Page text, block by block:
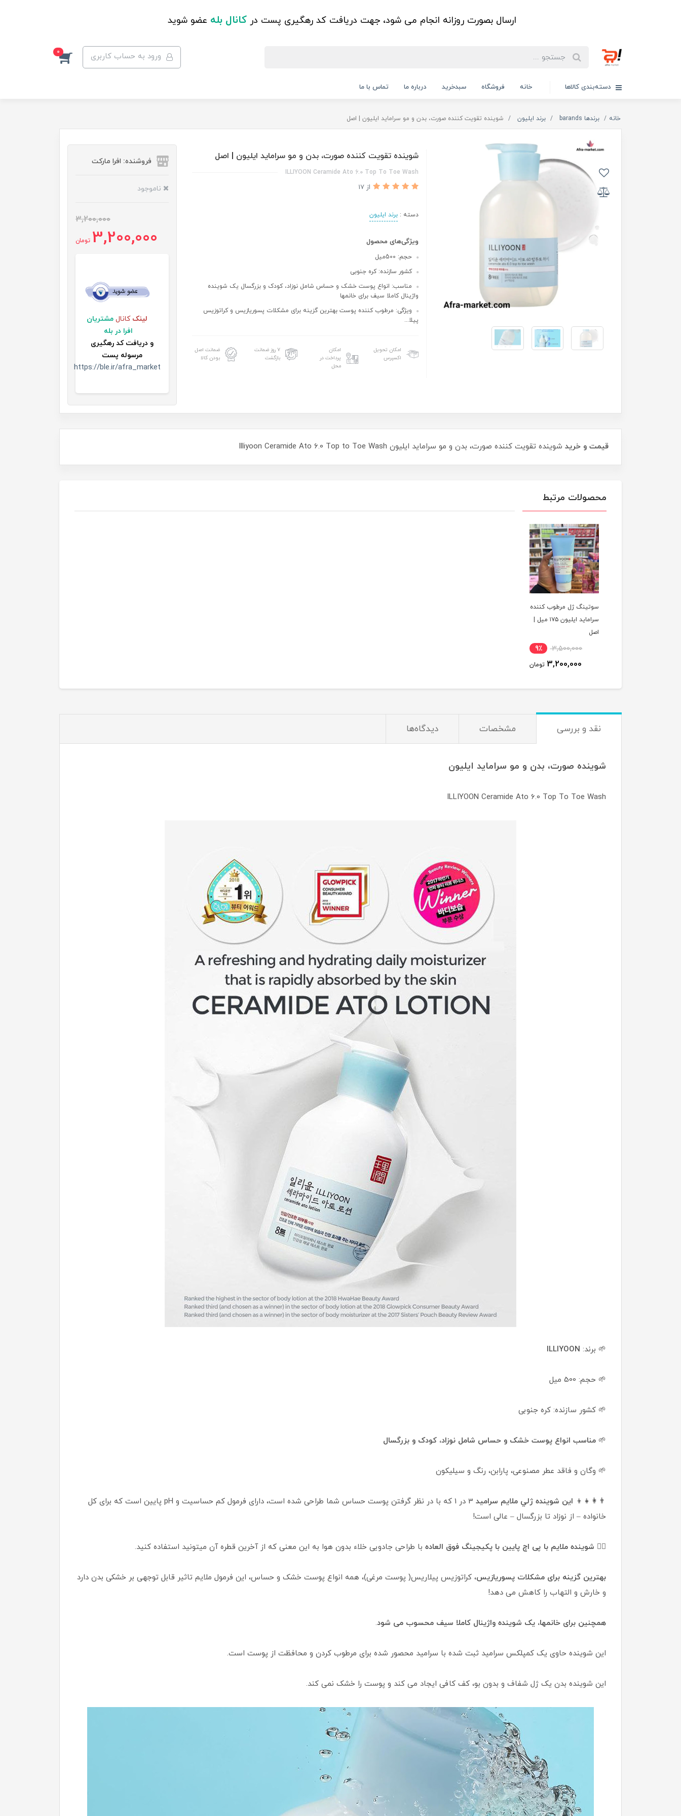
ارسال بصورت روزانه انجام می شود، جهت دریافت کد رهگیری پست در کانال بله عضو شوید
ورود به حساب کاربری 0
دسته‌بندی کالاها خانه فروشگاه سبدخرید درباره ما تماس با ما
خانه برندها barands برند ایلیون شوینده تقویت کننده صورت، بدن و مو سراماید ایلیون | اصل
شوینده تقویت کننده صورت، بدن و مو سراماید ایلیون | اصل
ILLIYOON Ceramide Ato 6.0 Top To Toe Wash
از 17
دسته :برند ایلیون
ویژگی‌های محصول
حجم: 500میل
کشور سازنده: کره جنوبی
مناسب: انواع پوست خشک و حساس شامل نوزاد، کودک و بزرگسال یک شوینده
واژینال کاملا سیف برای خانمها
ویژگی: مرطوب کننده پوست بهترین گزینه برای مشکلات پسوریازیس و کراتوزیس
پیلا...
امکان تحویل
اکسپرس
امکان
پرداخت در
محل
۷ روز ضمانت
بازگشت
ضمانت اصل
بودن کالا
فروشنده: افرا مارکت
ناموجود
3,200,000
3,200,000 تومان
لینک کانال مشتریان
افرا در بله
و دریافت کد رهگیری
مرسوله پست
https://ble.ir/afra_market
قیمت و خرید شوینده تقویت کننده صورت، بدن و مو سراماید ایلیون Illiyoon Ceramide Ato 6.0 Top to Toe Wash
محصولات مرتبط
سوتینگ ژل مرطوب کننده
سرامايد ایلیون ۱۷۵ میل |
اصل
3,500,000 9٪
3,200,000 تومان
نقد و بررسی مشخصات دیدگاه‌ها
شوینده صورت، بدن و مو سراماید ايليون
ILLIYOON Ceramide Ato 6.0 Top To Toe Wash
🌱 برند: ILLIYOON
🌱 حجم: 500 میل
🌱 کشور سازنده: کره جنوبی
🌱 مناسب انواع پوست خشک و حساس شامل نوزاد، کودک و بزرگسال
🌱 وگان و فاقد عطر مصنوعی، پارابن، رنگ و سیلیکون
👨‍👩‍👧‍👦 این شوینده ژلي ملایم سرامید
3 در 1 که با در نظر گرفتن پوست حساس شما طراحی شده است، دارای فرمول کم حساسیت و pH پایین است که برای کل
خانواده – از نوزاد تا بزرگسال – عالی است!
👌🏼 شوینده ملایم با پی اچ پایین با پکیجینگ فوق العاده با طراحی جادویی خلاء بدون هوا به این معنی که از آخرین قطره آن میتونید استفاده کنید.
بهترین گزینه برای مشکلات پسوریازیس، کراتوزیس پیلاریس( پوست مرغی)، همه انواع پوست خشک و حساس، این فرمول ملایم‌ تاثیر قابل توجهی بر خشکی بدن دارد
و خارش و التهاب را کاهش می دهد!
همچنین برای خانمها، یک شوینده واژینال کاملا سیف محسوب می شود.
این شوینده حاوی یک کمپلکس سرامید ثبت شده با سرامید محصور شده برای مرطوب کردن و محافظت از پوست است.
این شوینده بدن یک ژل شفاف و بدون بو، کف کافی ایجاد می کند و پوست را خشک نمی کند.